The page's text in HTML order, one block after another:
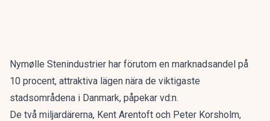
Nymølle Stenindustrier har förutom en marknadsandel på
10 procent, attraktiva lägen nära de viktigaste
stadsområdena i Danmark, påpekar vd:n.
De två miljardärerna, Kent Arentoft och Peter Korsholm,